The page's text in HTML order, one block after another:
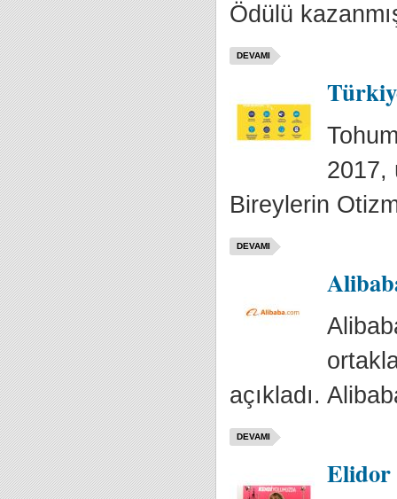
Ödülü
DEVAMI
2017,
Bireylerin
DEVAMI
açıkladı.
DEVAMI
Elidor